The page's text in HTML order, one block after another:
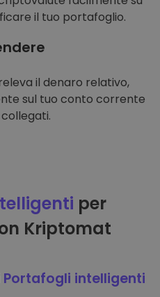
il tuo portafoglio.
il denaro relativo,
sul tuo conto corrente
per
Kriptomat
Portafogli intelligenti